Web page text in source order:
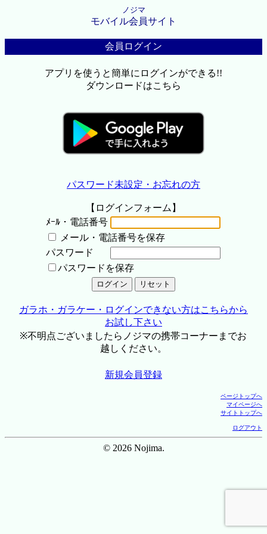
ノジマ
モバイル会員サイト
会員ログイン
アプリを使うと簡単にログインができる!!
ダウンロードはこちら
パスワード未設定・お忘れの方
【ログインフォーム】
ﾒｰﾙ・電話番号
メール・電話番号を保存
パスワード
パスワードを保存
ガラホ・ガラケー・ログインできない方はこちらから
お試し下さい
※不明点ございましたらノジマの携帯コーナーまでお
越しください。
新規会員登録
ページトップへ
マイページへ
サイトトップへ
ログアウト
© 2026 Nojima.